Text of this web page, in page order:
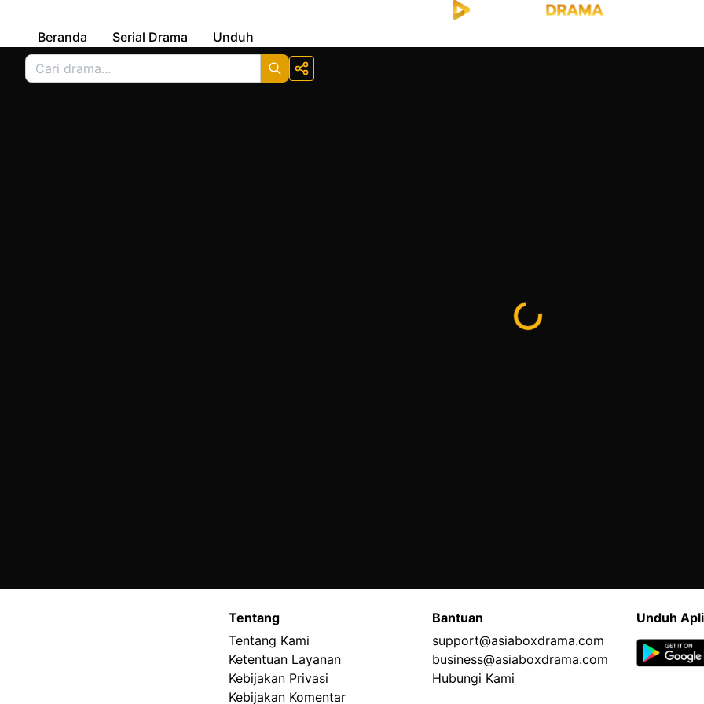
Beranda Serial Drama Unduh
Tentang
Tentang Kami
Ketentuan Layanan
Kebijakan Privasi
Kebijakan Komentar
Bantuan
support@asiaboxdrama.com
business@asiaboxdrama.com
Hubungi Kami
Unduh